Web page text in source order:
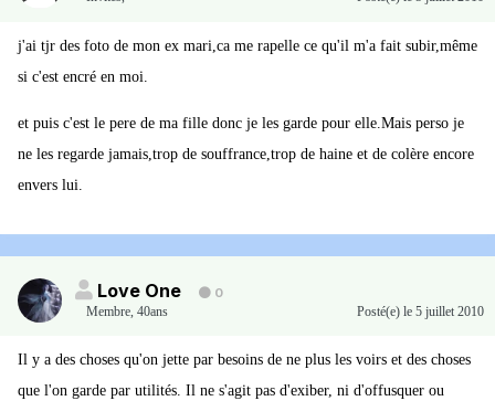
j'ai tjr des foto de mon ex mari,ca me rapelle ce qu'il m'a fait subir,même
si c'est encré en moi.
et puis c'est le pere de ma fille donc je les garde pour elle.Mais perso je
ne les regarde jamais,trop de souffrance,trop de haine et de colère encore
envers lui.
Love One
0
Membre, 40ans Posté(e) le 5 juillet 2010
Il y a des choses qu'on jette par besoins de ne plus les voirs et des choses
que l'on garde par utilités. Il ne s'agit pas d'exiber, ni d'offusquer ou